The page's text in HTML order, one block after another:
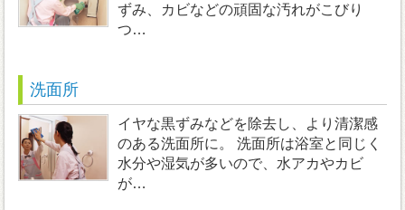
ずみ、カビなどの頑固な汚れがこびり
つ…
洗面所
イヤな黒ずみなどを除去し、より清潔感
のある洗面所に。 洗面所は浴室と同じく
水分や湿気が多いので、水アカやカビ
が…